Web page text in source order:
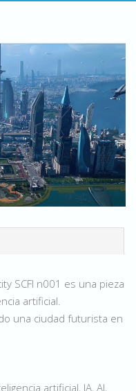
SCFI n001 es una pieza
artificial.
una ciudad futurista en
artificial, IA, AI,